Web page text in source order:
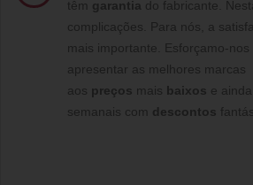
têm garantia do fabricante.
complicações. Para nós, a
mais importante. Esforçamo-
apresentar as melhores marcas
aos preços mais baixos e
semanais com descontos